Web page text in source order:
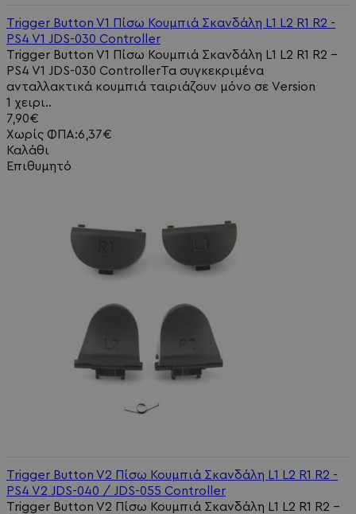
Trigger Button V1 Πίσω Κουμπιά Σκανδάλη L1 L2 R1 R2 -
PS4 V1 JDS-030 Controller
Trigger Button V1 Πίσω Κουμπιά Σκανδάλη L1 L2 R1 R2 -
PS4 V1 JDS-030 ControllerΤα συγκεκριμένα
ανταλλακτικά κουμπιά ταιριάζουν μόνο σε Version
1 χειρι..
7,90€
Χωρίς ΦΠΑ:6,37€
Καλάθι
Επιθυμητό
Trigger Button V2 Πίσω Κουμπιά Σκανδάλη L1 L2 R1 R2 -
PS4 V2 JDS-040 / JDS-055 Controller
Trigger Button V2 Πίσω Κουμπιά Σκανδάλη L1 L2 R1 R2 -